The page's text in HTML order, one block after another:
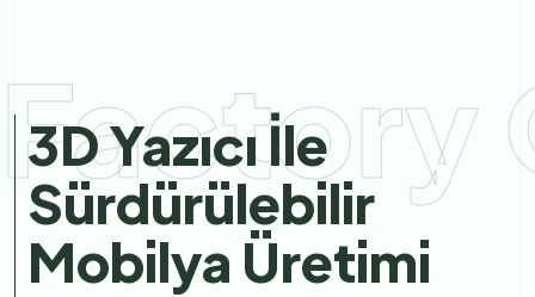
Factory
3D Yazıcı İle
Sürdürülebilir
Mobilya Üretimi